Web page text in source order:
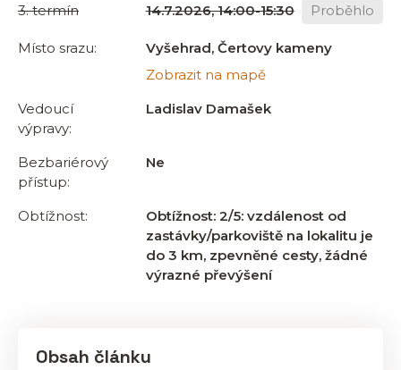
3. termín 14.7.2026, 14:00-15:30 Proběhlo
Místo srazu:
Vyšehrad, Čertovy kameny
Zobrazit na mapě
Vedoucí
výpravy:
Ladislav Damašek
Bezbariérový
přístup:
Ne
Obtížnost:
Obtížnost: 2/5: vzdálenost od
zastávky/parkoviště na lokalitu je
do 3 km, zpevněné cesty, žádné
výrazné převýšení
Obsah článku